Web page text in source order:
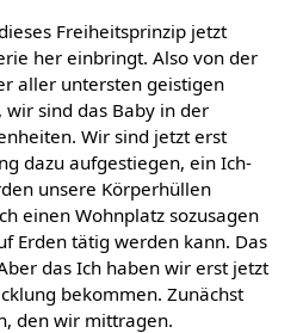
Freiheitsprinzip jetzt
her einbringt. Also von der
aller untersten geistigen
wir sind das Baby in der
Wir sind jetzt erst
dazu aufgestiegen, ein Ich-
unsere Körperhüllen
einen Wohnplatz sozusagen
Erden tätig werden kann. Das
das Ich haben wir erst jetzt
bekommen. Zunächst
den wir mittragen.